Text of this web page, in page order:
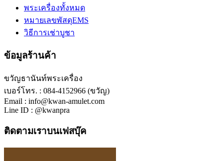
พระเครื่องทั้งหมด
หมายเลขพัสดุEMS
วิธีการเช่าบูชา
ข้อมูลร้านค้า
ขวัญธานันท์พระเครื่อง
เบอร์โทร. : 084-4152966 (ขวัญ)
Email : info@kwan-amulet.com
Line ID : @kwanpra
ติดตามเราบนเฟสบุ๊ค